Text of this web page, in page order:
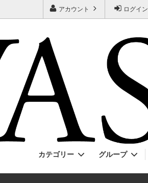
ログイン
アカウント
カテゴリー グループ